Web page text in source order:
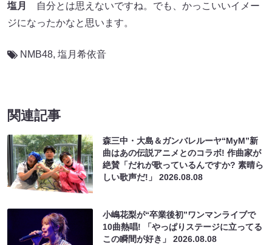
塩月
自分とは思えないですね。でも、かっこいいイメー
ジになったかなと思います。
NMB48, 塩月希依音
関連記事
森三中・大島＆ガンバレルーヤ“MyM”新
曲はあの伝説アニメとのコラボ! 作曲家が
絶賛「だれが歌っているんですか? 素晴ら
しい歌声だ!」2026.08.08
小嶋花梨が“卒業後初”ワンマンライブで
10曲熱唱! 「やっぱりステージに立ってる
この瞬間が好き」2026.08.08